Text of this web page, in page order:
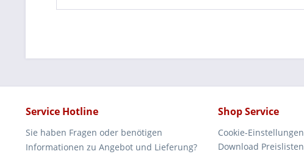
Service Hotline
Sie haben Fragen oder benötigen
Informationen zu Angebot und Lieferung?
Shop Service
Cookie-Einstellungen
Download Preislisten